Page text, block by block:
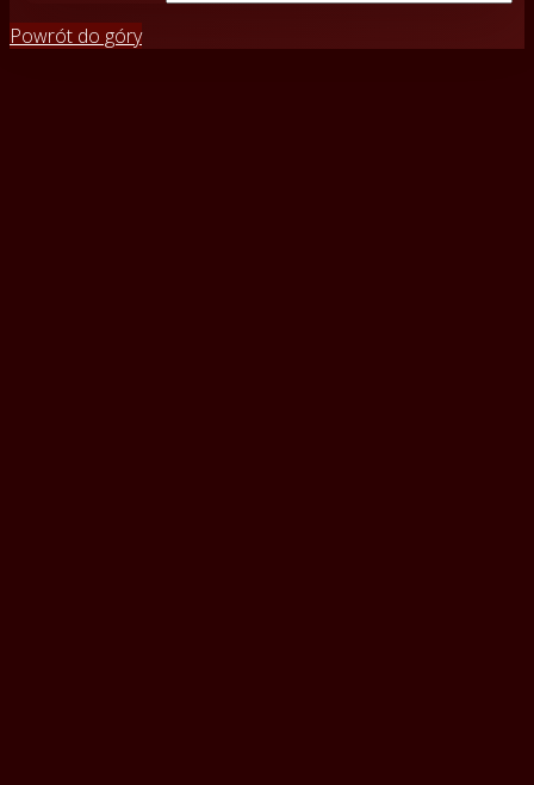
Powrót do góry